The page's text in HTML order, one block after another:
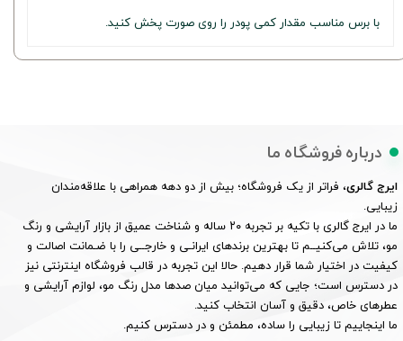
با برس مناسب مقدار کمی پودر را روی صورت پخش کنید.
درباره فروشگاه ما
ایرج گالری، فراتر از یک فروشگاه؛ بیش از دو دهه همراهی با علاقه‌مندان
زیبایی.
ما در ایرج گالری با تکیه بر تجربه ۲۰ ساله و شناخت عمیق از بازار آرایشی و رنگ
مو، تلاش می‌کنیــم تا بهترین برندهای ایرانـی و خارجــی را با ضـمانت اصالت و
کیفیت در اختیار شما قرار دهیم. حالا این تجربه در قالب فروشگاه اینترنتی نیز
در دسترس است؛ جایی که می‌توانید میان صدها مدل رنگ مو، لوازم آرایشی و
عطرهای خاص، دقیق و آسان انتخاب کنید.
ما اینجاییم تا زیبایی را ساده، مطمئن و در دسترس کنیم.